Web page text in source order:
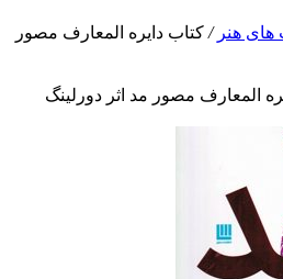
های هنر / کتاب دایره المعارف مصور
المعارف مصور مد اثر دورلینگ